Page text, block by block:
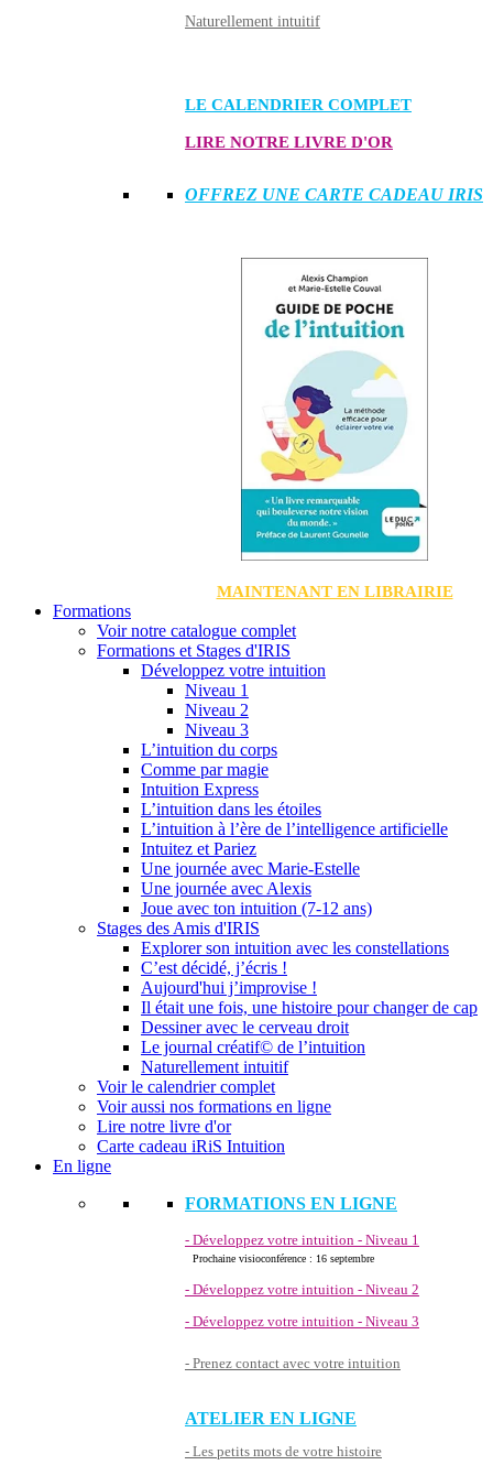
Naturellement intuitif
LE CALENDRIER COMPLET
LIRE NOTRE LIVRE D'OR
OFFREZ UNE CARTE CADEAU IRIS
MAINTENANT EN LIBRAIRIE
Formations
Voir notre catalogue complet
Formations et Stages d'IRIS
Développez votre intuition
Niveau 1
Niveau 2
Niveau 3
L’intuition du corps
Comme par magie
Intuition Express
L’intuition dans les étoiles
L’intuition à l’ère de l’intelligence artificielle
Intuitez et Pariez
Une journée avec Marie-Estelle
Une journée avec Alexis
Joue avec ton intuition (7-12 ans)
Stages des Amis d'IRIS
Explorer son intuition avec les constellations
C’est décidé, j’écris !
Aujourd'hui j’improvise !
Il était une fois, une histoire pour changer de cap
Dessiner avec le cerveau droit
Le journal créatif© de l’intuition
Naturellement intuitif
Voir le calendrier complet
Voir aussi nos formations en ligne
Lire notre livre d'or
Carte cadeau iRiS Intuition
En ligne
FORMATIONS EN LIGNE
- Développez votre intuition - Niveau 1
Prochaine visioconférence : 16 septembre
- Développez votre intuition - Niveau 2
- Développez votre intuition - Niveau 3
- Prenez contact avec votre intuition
ATELIER EN LIGNE
- Les petits mots de votre histoire